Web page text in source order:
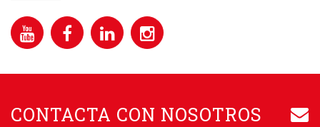
CONTACTA CON NOSOTROS